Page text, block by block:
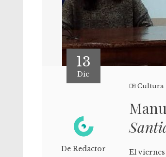
13
Dic
De Redactor
Cultura
El viernes